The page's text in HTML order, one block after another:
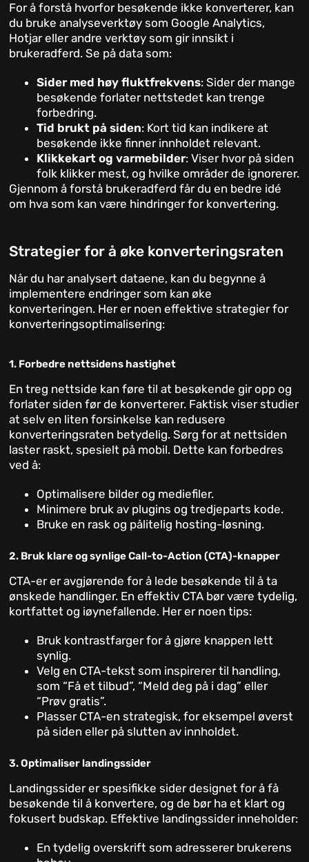
For å forstå hvorfor besøkende ikke konverterer, kan
du bruke analyseverktøy som Google Analytics,
Hotjar eller andre verktøy som gir innsikt i
brukeradferd. Se på data som:
Sider med høy fluktfrekvens: Sider der mange
besøkende forlater nettstedet kan trenge
forbedring.
Tid brukt på siden: Kort tid kan indikere at
besøkende ikke finner innholdet relevant.
Klikkekart og varmebilder: Viser hvor på siden
folk klikker mest, og hvilke områder de ignorerer.
Gjennom å forstå brukeradferd får du en bedre idé
om hva som kan være hindringer for konvertering.
Strategier for å øke konverteringsraten
Når du har analysert dataene, kan du begynne å
implementere endringer som kan øke
konverteringen. Her er noen effektive strategier for
konverteringsoptimalisering:
1. Forbedre nettsidens hastighet
En treg nettside kan føre til at besøkende gir opp og
forlater siden før de konverterer. Faktisk viser studier
at selv en liten forsinkelse kan redusere
konverteringsraten betydelig. Sørg for at nettsiden
laster raskt, spesielt på mobil. Dette kan forbedres
ved å:
Optimalisere bilder og mediefiler.
Minimere bruk av plugins og tredjeparts kode.
Bruke en rask og pålitelig hosting-løsning.
2. Bruk klare og synlige Call-to-Action (CTA)-knapper
CTA-er er avgjørende for å lede besøkende til å ta
ønskede handlinger. En effektiv CTA bør være tydelig,
kortfattet og iøynefallende. Her er noen tips:
Bruk kontrastfarger for å gjøre knappen lett
synlig.
Velg en CTA-tekst som inspirerer til handling,
som “Få et tilbud”, “Meld deg på i dag” eller
“Prøv gratis”.
Plasser CTA-en strategisk, for eksempel øverst
på siden eller på slutten av innholdet.
3. Optimaliser landingssider
Landingssider er spesifikke sider designet for å få
besøkende til å konvertere, og de bør ha et klart og
fokusert budskap. Effektive landingssider inneholder:
En tydelig overskrift som adresserer brukerens